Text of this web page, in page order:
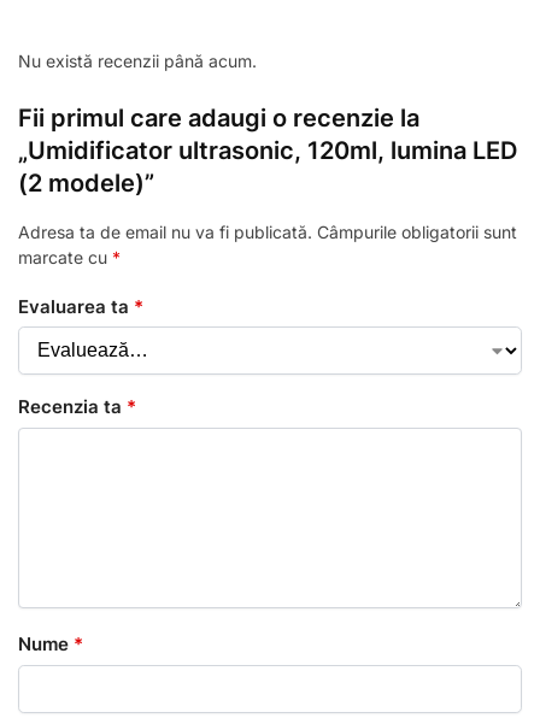
Nu există recenzii până acum.
Fii primul care adaugi o recenzie la
„Umidificator ultrasonic, 120ml, lumina LED
(2 modele)”
Adresa ta de email nu va fi publicată. Câmpurile obligatorii sunt
marcate cu *
Evaluarea ta *
Recenzia ta *
Nume *